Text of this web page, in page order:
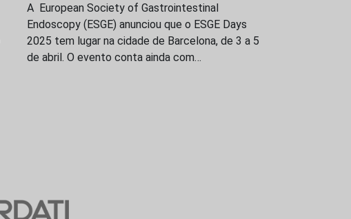
A European Society of Gastrointestinal
Endoscopy (ESGE) anunciou que o ESGE Days
2025 tem lugar na cidade de Barcelona, de 3 a 5
de abril. O evento conta ainda com…